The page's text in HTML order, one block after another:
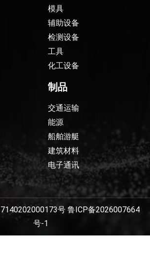
模具
辅助设备
检测设备
工具
化工设备
制品
交通运输
能源
船舶游艇
建筑材料
电子通讯
号 鲁ICP备2026007664
号-1